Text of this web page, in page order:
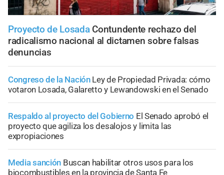
Proyecto de Losada Contundente rechazo del
radicalismo nacional al dictamen sobre falsas
denuncias
Congreso de la Nación Ley de Propiedad Privada: cómo
votaron Losada, Galaretto y Lewandowski en el Senado
Respaldo al proyecto del Gobierno El Senado aprobó el
proyecto que agiliza los desalojos y limita las
expropiaciones
Media sanción Buscan habilitar otros usos para los
biocombustibles en la provincia de Santa Fe